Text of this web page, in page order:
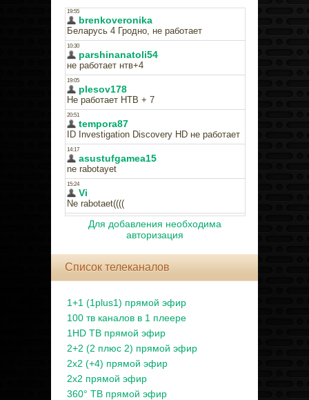
Для добавления необходима
авторизация
Список телеканалов
1+1 (1plus1) прямой эфир
100 тв каналов в 1 плеере
1HD ТВ прямой эфир
2+2 (2 плюс 2) прямой эфир
2x2 (+4) прямой эфир
2x2 прямой эфир
360° ТВ прямой эфир